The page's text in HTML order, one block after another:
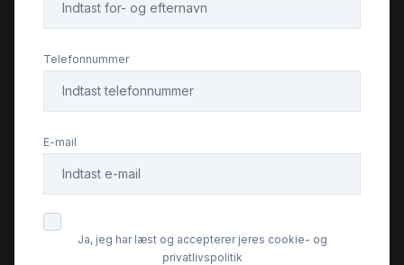
Højdejusterbare forsæder
Telefonnummer
E-mail
Ja, jeg har læst og accepterer jeres cookie- og
privatlivspolitik